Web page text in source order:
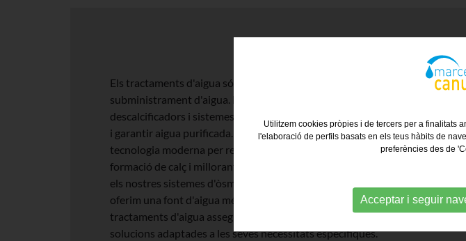
Els tractaments d'aigua són essencials per garantir la qualitat del
subministrament d'aigua. Proporcionem solucions avançades com
descalcificadors i sistemes d'òsmosi inversa per eliminar impureses
i garantir aigua purificada. Els nostres descalcificadors utilitzen
tecnologia moderna per reduir la duresa de l'aigua, prevenint la
formació de calç i millorant la vida útil dels aparells domèstics. Amb
els nostres sistemes d'òsmosi inversa, eliminem contaminants i
oferim una font d'aigua més saludable. La nostra experiència en
tractaments d'aigua assegura que els nostres clients rebin
solucions adaptades a les seves necessitats específiques.
Utilitzem cookies pròpies i de tercers per a finalitats
l'elaboració de perfils basats en els teus hàbits de
preferències des de
Acceptar i seguir